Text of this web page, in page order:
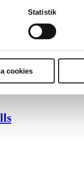
Statistik
cookies